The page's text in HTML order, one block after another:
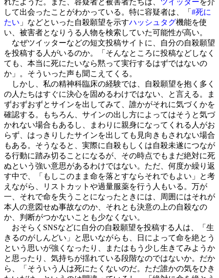
れたようだ。また、容疑者と被害者たちは、 ツイッターを介
して出会ったことがわかっている。特に容疑者は、「 #死に
たい 」などといった自殺願望を示すハッシュタグ機能を使
い、被害者となりうる人物を検索していた可能性が高い。
なぜツイッターなどの短文投稿サイトに、自分の自殺願望
を投稿する人がいるのか。「そんなところに投稿などしなく
ても、本当に死にたいなら黙って実行するはずではないの
か」。そういった声も聞こえてくる。
しかし、私の精神科臨床の経験では、自殺願望を抱く多く
の人たちはすぐに決心を固めるわけではない、と言える。ま
ずおずおずとサインを出してみて、誰かがそれに気づくかを
確認する。もちろん、サインの出し方によってはそうと気づ
かれない場合もあるし、まわりに親身になってくれる人がお
らず、はっきりしたサインを出しても見向きもされない場合
もある。そうなると、実際に自殺もしくは自殺未遂につなが
る行動に踏み切ることになるが、その時点でもまだ絶対に死
ぬという強い意思があるわけではない。ただ、何度か繰り返
す中で、「もしこのまま命を落とすならそれでもよい」と考
えながら、リストカットや過量服薬を行う人もいる。万が
一、それで命を失うことになったときには、周囲にはそれが
本人の意図せぬ事故なのか、それとも決意の上の自殺なの
か、判断がつかないことも少なくない。
おそらくSNSなどに自分の自殺願望を投稿する人は、「生
きるのがしんどい」と思いながらも、日によって命を絶とう
という思いが強くなったり、またはもう少し生きてみようか
と思ったり、気持ちが揺れている段階なのではないか。だか
ら、「そういう人は死にたくないのだ。ただ誰かの気をひき